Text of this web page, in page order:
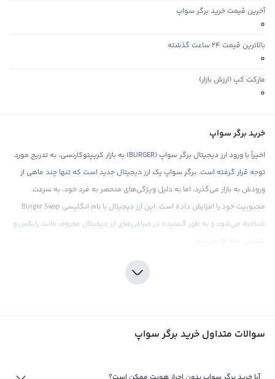
آخرین قیمت خرید برگر سواپ
0
بالاترین قیمت ۲۴ ساعت گذشته
0
مارکت کپ (ارزش بازار)
0
خرید برگر سواپ
اخیراً با ورود ارز دیجیتال برگر سواپ (BURGER) به بازار کریپتوکارنسی، به تدریج مورد
توجه قرار گرفته است. برگر سواپ یک ارز دیجیتال جدید است که تنها چند ماهی از
ورودش به بازار می‌گذرد، اما به دلیل ویژگی‌های منحصر به فرد خود، به سرعت
محبوبیت خود را افزایش داده است. این ارز دیجیتال با نام انگلیسی Burger Swap
شناخته می‌شود و به طور گسترده در صرافی‌های ارز دیجیتال معروف مانند رابکس و
خرید برگر سواپ با توجه به وضعیت رو به رشد این ارز دیجیتال، می‌تواند یک گزینه
جذاب برای سرمایه‌گذاران باشد. این ارز دارای ویژگی‌هایی مانند تبدیلات برگری
پیشرفته، به کاربران خود اطمینان می‌دهد که معاملاتی مطمئن و موثق را انجام
سوالات متداول خرید برگر سواپ